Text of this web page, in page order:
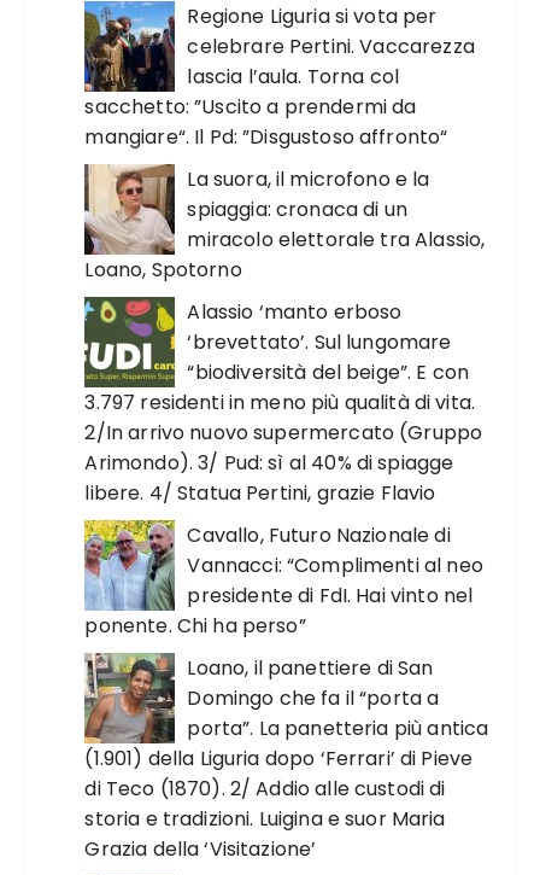
Regione Liguria si vota per
celebrare Pertini. Vaccarezza
lascia l’aula. Torna col
sacchetto: ”Uscito a prendermi da
mangiare“. Il Pd: ”Disgustoso affronto“
La suora, il microfono e la
spiaggia: cronaca di un
miracolo elettorale tra Alassio,
Loano, Spotorno
Alassio ‘manto erboso
‘brevettato’. Sul lungomare
“biodiversità del beige”. E con
3.797 residenti in meno più qualità di vita.
2/In arrivo nuovo supermercato (Gruppo
Arimondo). 3/ Pud: sì al 40% di spiagge
libere. 4/ Statua Pertini, grazie Flavio
Cavallo, Futuro Nazionale di
Vannacci: “Complimenti al neo
presidente di FdI. Hai vinto nel
ponente. Chi ha perso”
Loano, il panettiere di San
Domingo che fa il “porta a
porta”. La panetteria più antica
(1.901) della Liguria dopo ‘Ferrari’ di Pieve
di Teco (1870). 2/ Addio alle custodi di
storia e tradizioni. Luigina e suor Maria
Grazia della ‘Visitazione’